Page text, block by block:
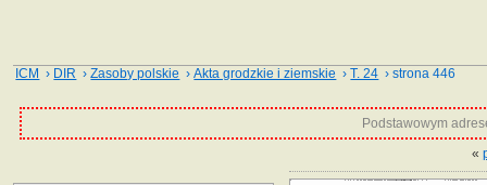
ICM › DIR ›Zasoby polskie ›Akta grodzkie i ziemskie ›T. 24 › strona 446
Podstawowym
«